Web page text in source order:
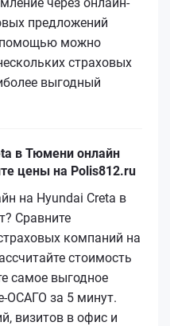
предложений
помощью можно
страховых
выгодный
в Тюмени онлайн
цены на Polis812.ru
на Hyundai Creta в
Сравните
компаний на
стоимость
самое выгодное
за 5 минут.
визитов в офис и